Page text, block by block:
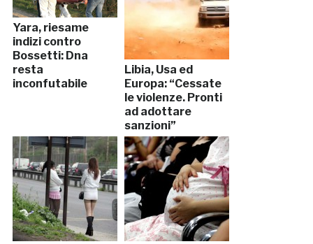
Yara, riesame
indizi contro
Bossetti: Dna
resta
inconfutabile
Libia, Usa ed
Europa: “Cessate
le violenze. Pronti
ad adottare
sanzioni”